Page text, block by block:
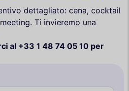
dettagliato: cena, cocktail
Ti invieremo una
al +33 1 48 74 05 10 per